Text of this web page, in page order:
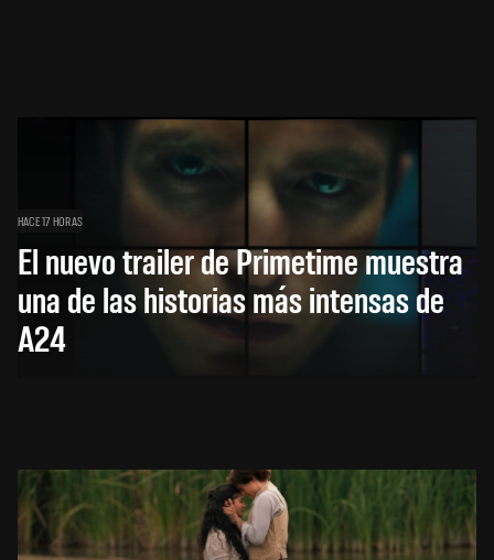
HACE 17 HORAS
El nuevo trailer de Primetime muestra
una de las historias más intensas de
A24